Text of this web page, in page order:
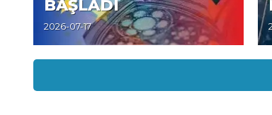
BAŞLADI
2026-07-17